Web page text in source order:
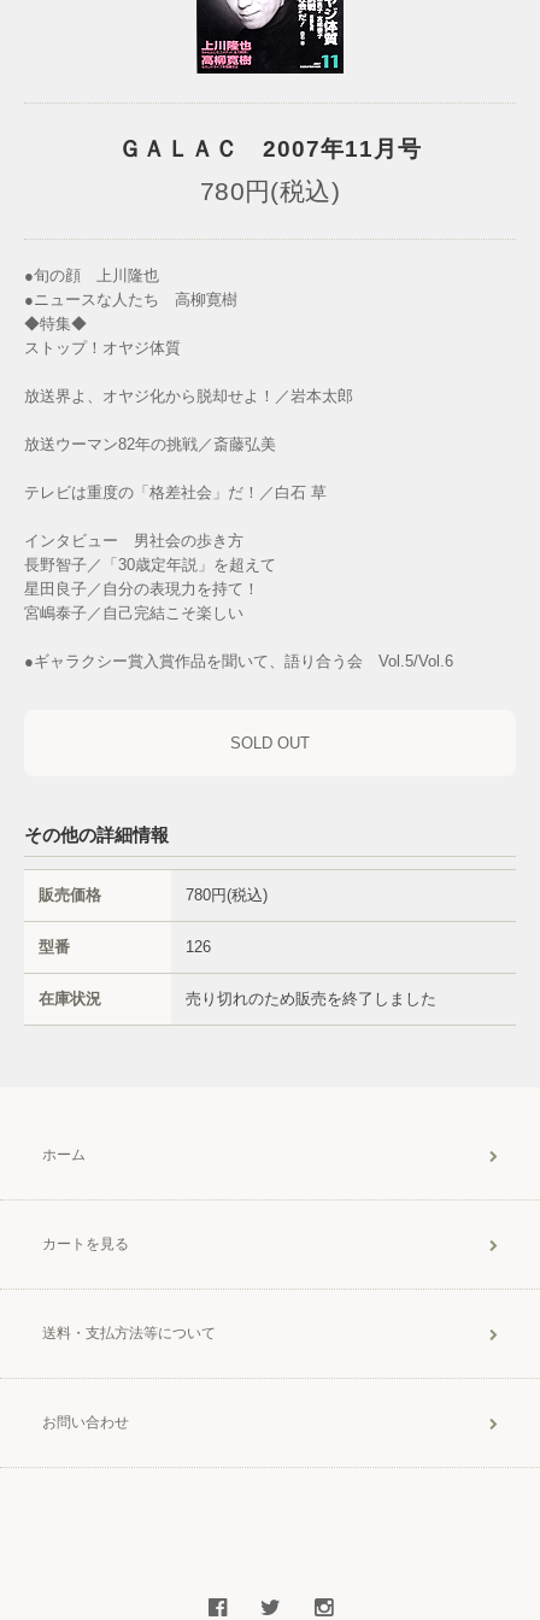
ＧＡＬＡＣ 2007年11月号
780円(税込)
●旬の顔 上川隆也
●ニュースな人たち 高柳寛樹
◆特集◆
ストップ！オヤジ体質
放送界よ、オヤジ化から脱却せよ！／岩本太郎
放送ウーマン82年の挑戦／斎藤弘美
テレビは重度の「格差社会」だ！／白石 草
インタビュー 男社会の歩き方
長野智子／「30歳定年説」を超えて
星田良子／自分の表現力を持て！
宮嶋泰子／自己完結こそ楽しい
●ギャラクシー賞入賞作品を聞いて、語り合う会 Vol.5/Vol.6
SOLD OUT
その他の詳細情報
販売価格 780円(税込)
型番 126
在庫状況 売り切れのため販売を終了しました
ホーム
カートを見る
送料・支払方法等について
お問い合わせ